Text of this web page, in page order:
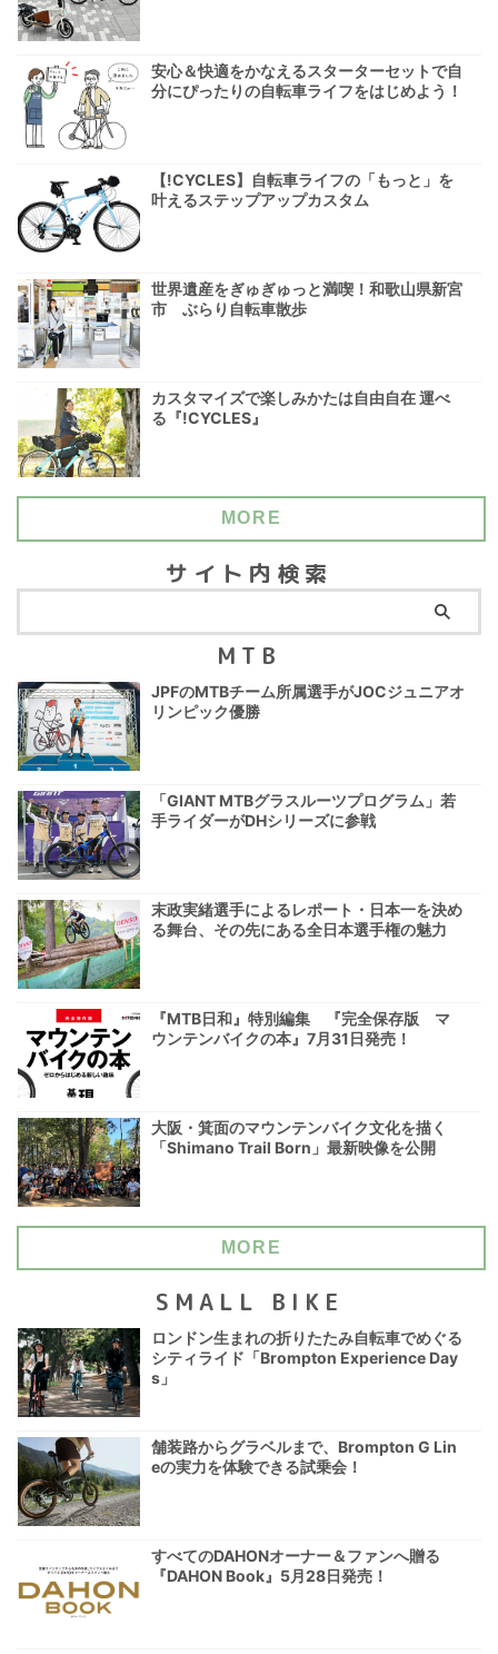
安心＆快適をかなえるスターターセットで自
分にぴったりの自転車ライフをはじめよう！
【!CYCLES】自転車ライフの「もっと」を
叶えるステップアップカスタム
世界遺産をぎゅぎゅっと満喫！和歌山県新宮
市 ぶらり自転車散歩
カスタマイズで楽しみかたは自由自在 運べ
る『!CYCLES』
MORE
サイト内検索
MTB
JPFのMTBチーム所属選手がJOCジュニアオ
リンピック優勝
「GIANT MTBグラスルーツプログラム」若
手ライダーがDHシリーズに参戦
末政実緒選手によるレポート・日本一を決め
る舞台、その先にある全日本選手権の魅力
『MTB日和』特別編集 『完全保存版 マ
ウンテンバイクの本』7月31日発売！
大阪・箕面のマウンテンバイク文化を描く
「Shimano Trail Born」最新映像を公開
MORE
SMALL BIKE
ロンドン生まれの折りたたみ自転車でめぐる
シティライド「Brompton Experience Day
s」
舗装路からグラベルまで、Brompton G Lin
eの実力を体験できる試乗会！
すべてのDAHONオーナー＆ファンへ贈る
『DAHON Book』5月28日発売！